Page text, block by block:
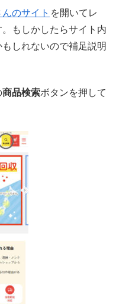
のサイト を開いてレ
もしかしたらサイト内
しれないので補足説明
商品検索ボタンを押して